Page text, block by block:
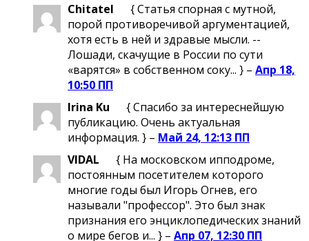
Chitatel
{ Статья спорная с мутной,
порой противоречивой аргументацией,
хотя есть в ней и здравые мысли. --
Лошади, скачущие в России по сути
«варятся» в собственном соку... } – Апр 18,
10:50 ПП
Irina Ku
{ Спасибо за интереснейшую
публикацию. Очень актуальная
информация. } – Май 24, 12:13 ПП
VIDAL
{ На московском ипподроме,
постоянным посетителем которого
многие годы был Игорь Огнев, его
называли "профессор". Это был знак
признания его энциклопедических знаний
о мире бегов и... } – Апр 07, 12:30 ПП